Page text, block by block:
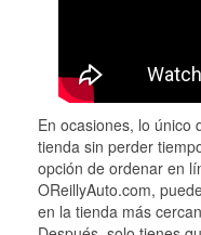
En ocasiones, lo único
tienda sin perder
opción de ordenar en
OReillyAuto.com,
en la tienda más